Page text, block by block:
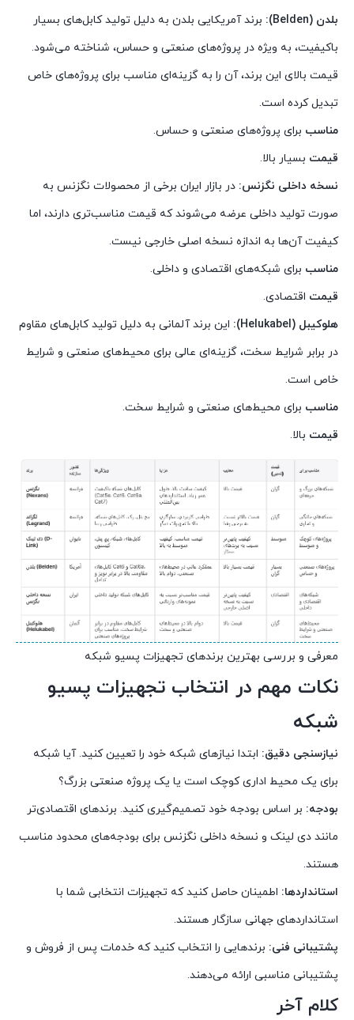
بلدن (Belden):
برند آمریکایی بلدن به دلیل تولید کابل‌های بسیار
باکیفیت، به ویژه در پروژه‌های صنعتی و حساس، شناخته می‌شود.
قیمت بالای این برند، آن را به گزینه‌ای مناسب برای پروژه‌های خاص
تبدیل کرده است.
مناسب برای پروژه‌های صنعتی و حساس.
قیمت بسیار بالا.
نسخه داخلی نگزنس: در بازار ایران برخی از محصولات نگزنس به
صورت تولید داخلی عرضه می‌شوند که قیمت مناسب‌تری دارند، اما
کیفیت آن‌ها به اندازه نسخه اصلی خارجی نیست.
مناسب برای شبکه‌های اقتصادی و داخلی.
قیمت اقتصادی.
هلوکیبل (Helukabel):
این برند آلمانی به دلیل تولید کابل‌های مقاوم
در برابر شرایط سخت، گزینه‌ای عالی برای محیط‌های صنعتی و شرایط
خاص است.
مناسب برای محیط‌های صنعتی و شرایط سخت.
قیمت بالا.
معرفی و بررسی بهترین برندهای تجهیزات پسیو شبکه
نکات مهم در انتخاب تجهیزات پسیو
شبکه
نیازسنجی دقیق: ابتدا نیازهای شبکه خود را تعیین کنید. آیا شبکه
برای یک محیط اداری کوچک است یا یک پروژه صنعتی بزرگ؟
بودجه: بر اساس بودجه خود تصمیم‌گیری کنید. برندهای اقتصادی‌تر
مانند دی لینک و نسخه داخلی نگزنس برای بودجه‌های محدود مناسب
هستند.
استانداردها: اطمینان حاصل کنید که تجهیزات انتخابی شما با
استانداردهای جهانی سازگار هستند.
پشتیبانی فنی: برندهایی را انتخاب کنید که خدمات پس از فروش و
پشتیبانی مناسبی ارائه می‌دهند.
کلام آخر